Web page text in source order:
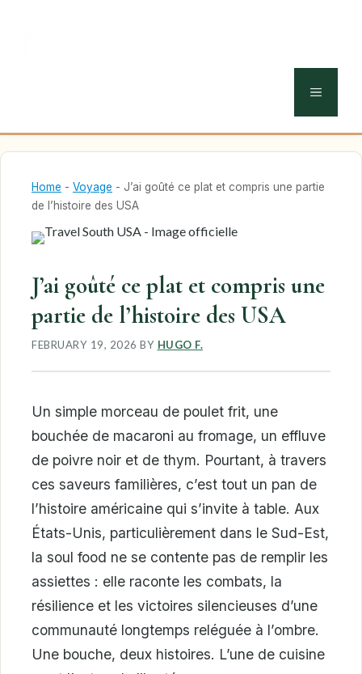
MENU
Home - Voyage - J’ai goûté ce plat et compris une partie
de l’histoire des USA
J’ai goûté ce plat et compris une
partie de l’histoire des USA
FEBRUARY 19, 2026 BY HUGO F.
Un simple morceau de poulet frit, une
bouchée de macaroni au fromage, un effluve
de poivre noir et de thym. Pourtant, à travers
ces saveurs familières, c’est tout un pan de
l’histoire américaine qui s’invite à table. Aux
États-Unis, particulièrement dans le Sud-Est,
la soul food ne se contente pas de remplir les
assiettes : elle raconte les combats, la
résilience et les victoires silencieuses d’une
communauté longtemps reléguée à l’ombre.
Une bouche, deux histoires. L’une de cuisine